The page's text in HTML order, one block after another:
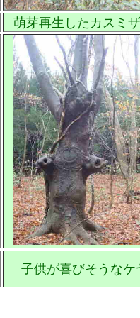
萌芽再生したカスミ
子供が喜びそうなケ